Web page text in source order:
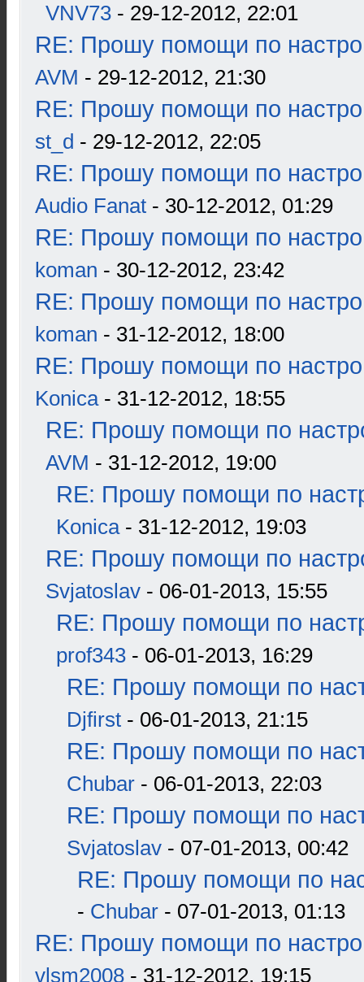
VNV73 - 29-12-2012, 22:01
RE: Прошу помощи по
AVM - 29-12-2012, 21:30
RE: Прошу помощи по
st_d - 29-12-2012, 22:05
RE: Прошу помощи по
Audio Fanat - 30-12-2012, 01:29
RE: Прошу помощи по
koman - 30-12-2012, 23:42
RE: Прошу помощи по
koman - 31-12-2012, 18:00
RE: Прошу помощи по
Konica- 31-12-2012, 18:55
RE: Прошу помощи по
AVM - 31-12-2012, 19:00
RE: Прошу помощи по
Konica- 31-12-2012, 19:03
RE: Прошу помощи по
Svjatoslav - 06-01-2013, 15:55
RE: Прошу помощи по
prof343 - 06-01-2013, 16:29
RE: Прошу помощи по
Djfirst - 06-01-2013, 21:15
RE: Прошу помощи по
Chubar - 06-01-2013, 22:03
RE: Прошу помощи по
Svjatoslav - 07-01-2013, 00:42
RE: Прошу помощи по
- Chubar - 07-01-2013, 01:13
RE: Прошу помощи по
vlsm2008 - 31-12-2012, 19:15